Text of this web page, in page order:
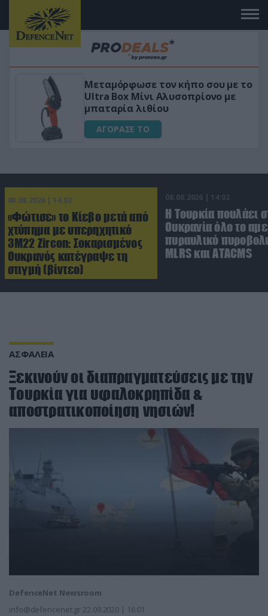
σου με το
με
«Μαγική» φόρμουλα
για αύξηση της
ΑΓΟΡΑΣΕ ΤΟ
08.08.2026 | 14:02
«Φώτισε» το Κίεβο μετά από
χτύπημα με υπερηχητικό
3M22 Zircon: Σοκαρισμένος
Ουκρανός κατέγραψε τη
στιγμή (βίντεο)
08.08.2026 | 14:02
Η Τουρκία πουλάει
Ουκρανία όλο το
πυραυλικό
MLRS και ΑΤΑCMS
ΑΣΦΑΛΕΙΑ
Ξεκινούν οι διαπραγματεύσεις με την
Τουρκία για υφαλοκρηπίδα &
αποστρατικοποίηση νησιών!
DefenceNet Newsroom
info@defencenet.gr 22.09.2020 | 16:01